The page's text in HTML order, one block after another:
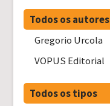
Todos os autores
Gregorio Urcola
VOPUS Editorial
Todos os tipos